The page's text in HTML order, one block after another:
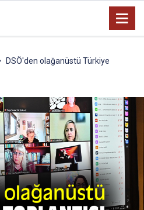
DSÖ'den olağanüstü Türkiye